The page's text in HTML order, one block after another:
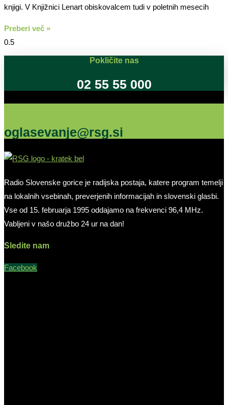
knjigi. V Knjižnici Lenart obiskovalcem tudi v poletnih mesecih
Preberi več »
Pokličite nas
02 55 55 000
oglasevanje@rsg.si
Radio Slovenske gorice je radijska postaja, katere program temelji
na lokalnih vsebinah, preverjenih informacijah in slovenski glasbi.
Vse od 15. februarja 1995 oddajamo na frekvenci 96,4 MHz.
Vabljeni v našo družbo 24 ur na dan!
Sledite nam
Facebook